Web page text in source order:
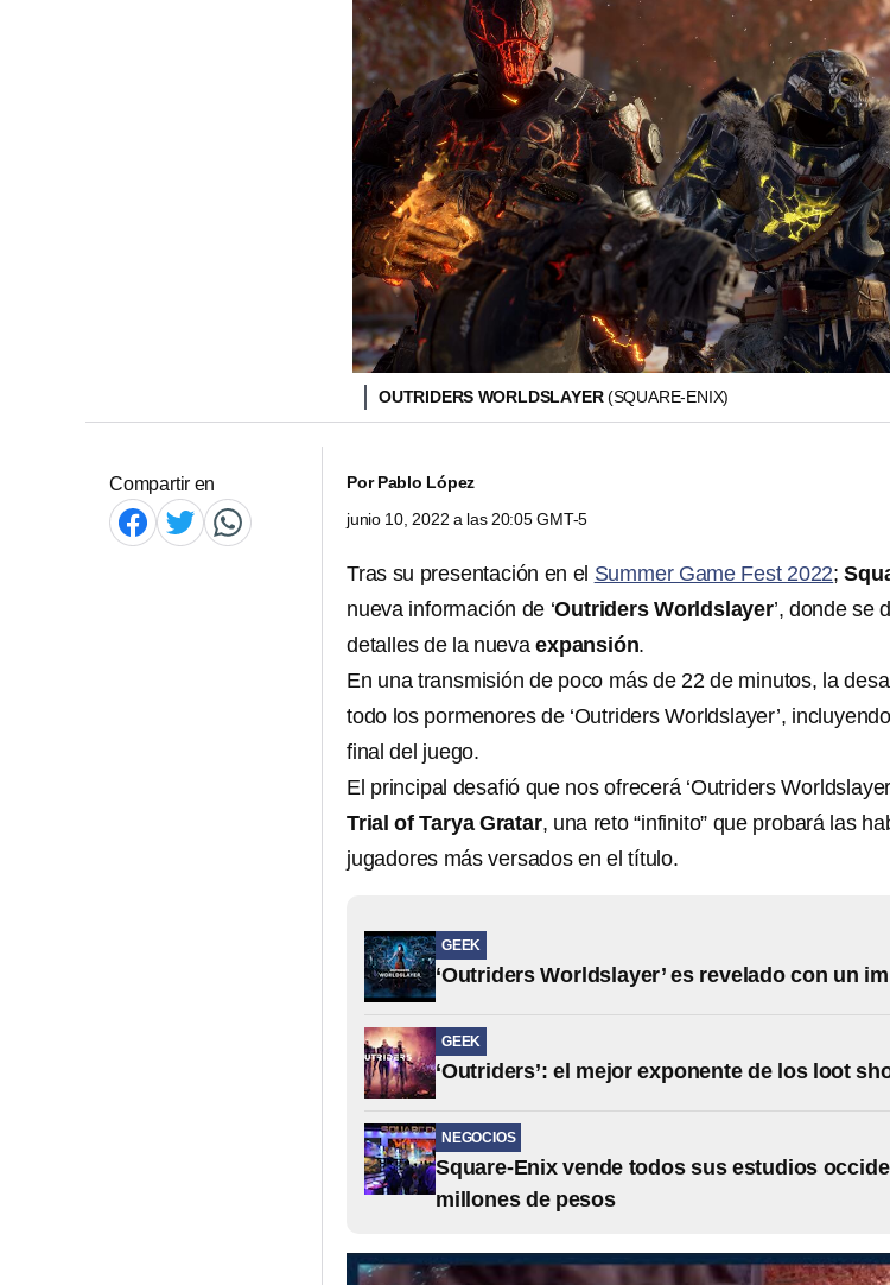
OUTRIDERS WORLDSLAYER(SQUARE-ENIX)
Compartir en PorPablo López
junio 10, 2022 a las 20:05 GMT-5
Tras su presentación en el Summer Game Fest 2022;
nueva información de ‘Outriders Worldslayer’, donde se
detalles de la nuevaexpansión.
En una transmisión de poco más de 22 de minutos, la
todo los pormenores de ‘Outriders Worldslayer’,
final del juego.
El principal desafió que nos ofrecerá ‘Outriders
Trial of Tarya Gratar, una reto “infinito” que probará las
jugadores más versados en el título.
GEEK
‘Outriders Worldslayer’ es revelado con un
GEEK
‘Outriders’: el mejor exponente de los loot
NEGOCIOS
Square-Enix vende todos sus estudios
millones de pesos